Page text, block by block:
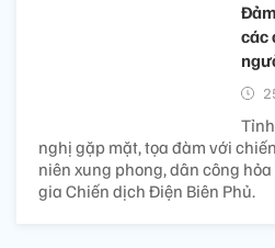
các
nghị gặp mặt, tọa đàm với
niên xung phong, dân công
gia Chiến dịch Điện Biên Phủ.